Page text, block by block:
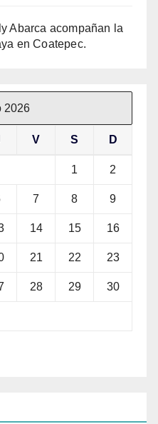
Abarca acompañan la
en Coatepec.
2026
V S D
1 2
7 8 9
14 15 16
21 22 23
28 29 30